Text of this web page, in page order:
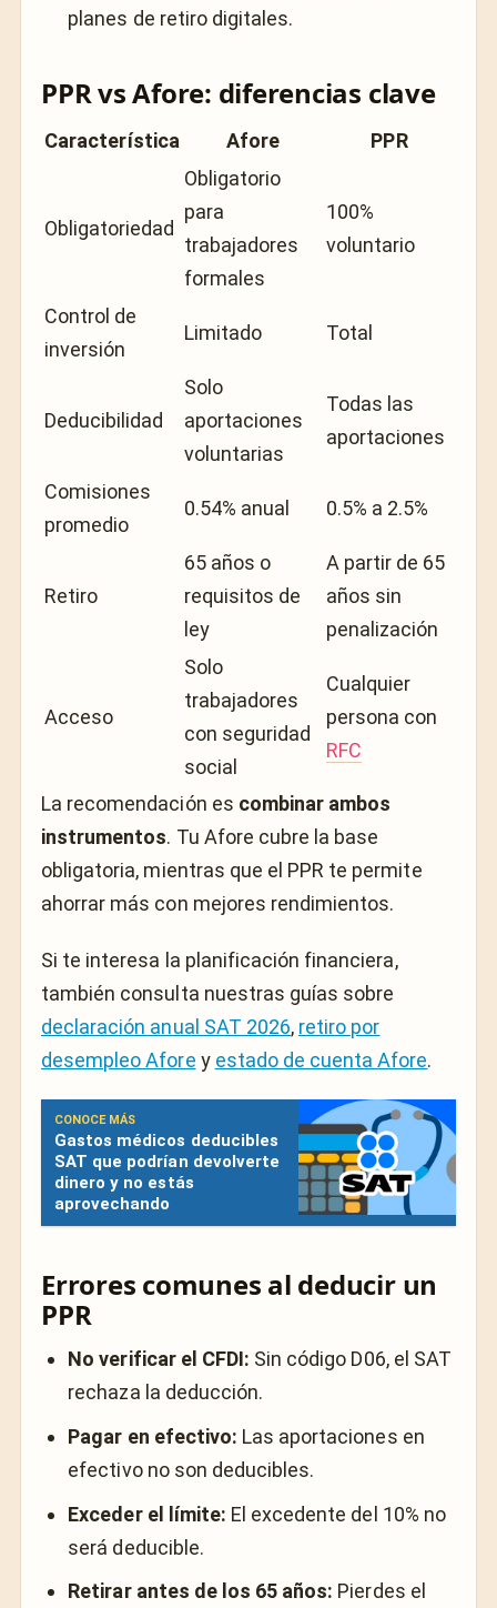
planes de retiro digitales.
PPR vs Afore: diferencias clave
Característica Afore PPR
Obligatoriedad
Obligatorio
para
trabajadores
formales
100%
voluntario
Control de
inversión
Limitado Total
Deducibilidad
Solo
aportaciones
voluntarias
Todas las
aportaciones
Comisiones
promedio
0.54% anual 0.5% a 2.5%
Retiro
65 años o
requisitos de
ley
A partir de 65
años sin
penalización
Acceso
Solo
trabajadores
con seguridad
social
Cualquier
persona con
RFC
La recomendación es combinar ambos
instrumentos. Tu Afore cubre la base
obligatoria, mientras que el PPR te permite
ahorrar más con mejores rendimientos.
Si te interesa la planificación financiera,
también consulta nuestras guías sobre
declaración anual SAT 2026, retiro por
desempleo Afore y estado de cuenta Afore.
CONOCE MÁS
Gastos médicos deducibles
SAT que podrían devolverte
dinero y no estás
aprovechando
Errores comunes al deducir un
PPR
No verificar el CFDI: Sin código D06, el SAT
rechaza la deducción.
Pagar en efectivo: Las aportaciones en
efectivo no son deducibles.
Exceder el límite: El excedente del 10% no
será deducible.
Retirar antes de los 65 años: Pierdes el